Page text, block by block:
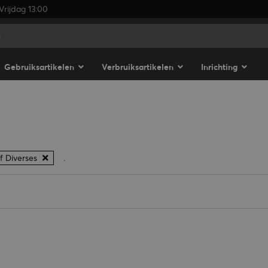
13:00
Gebruiksartikelen Verbruiksartikelen Inrichting
Diverses .